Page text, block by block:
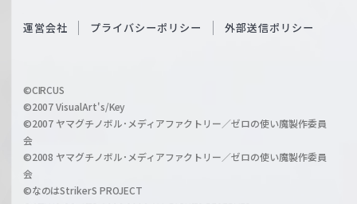
c
a
r
z
O
i
l
運営会社 プライバシーポリシー 外部送信ポリシー
©CIRCUS
©2007 VisualArt's/Key
©2007 ヤマグチノボル･メディアファクトリー／ゼロの使い魔製作委員
会
©2008 ヤマグチノボル･メディアファクトリー／ゼロの使い魔製作委員
会
©なのはStrikerS PROJECT